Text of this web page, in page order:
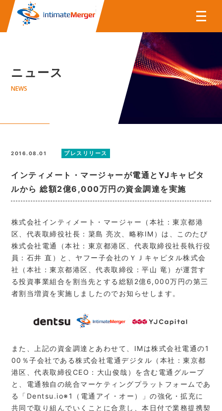
株式会社インティメート・マー
ニュース
NEWS
2016.08.01 プレスリリース
インティメート・マージャーが電通とYJキャピタ
ルから 総額2億6,000万円の資金調達を実施
株式会社インティメート・マージャー（本社：東京都港
区、代表取締役社長：簗島 亮次、略称IM）は、このたび
株式会社電通（本社：東京都港区、代表取締役社長執行役
員：石井 直）と、ヤフー子会社のＹＪキャピタル株式会
社（本社：東京都港区、代表取締役：平山 竜）が運営す
る投資事業組合を割当先とする総額2億6,000万円の第三
者割当増資を実施しましたのでお知らせします。
また、上記の資金調達とあわせて、IMは株式会社電通の1
00％子会社である株式会社電通デジタル（本社：東京都
港区、代表取締役CEO：大山俊哉）を含む電通グループ
と、電通独自の統合マーケティングプラットフォームであ
る「Dentsu.io※1（電通アイ・オー）」の強化・拡充に
共同で取り組んでいくことに合意し、本日付で業務提携契